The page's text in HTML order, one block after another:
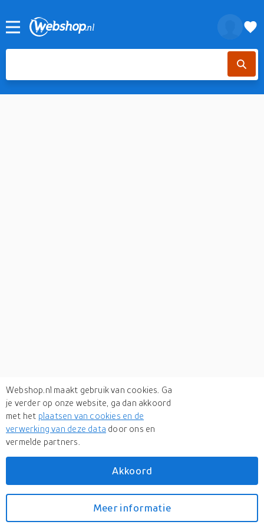
gerelateerde categorieën
Sanitair
Webshop.nl maakt gebruik van cookies. Ga
je verder op onze website, ga dan akkoord
met het plaatsen van cookies en de
verwerking van deze data door ons en
vermelde partners.
Akkoord
Meer informatie